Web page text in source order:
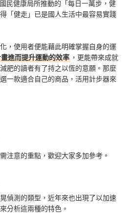
民健康局所推動的「每日一萬步，健
「健走」已是國人生活中最容易實踐
，使用者便能藉此明確掌握自身的運
進而提升運動的效率 ，更能帶來成就
肥的讀者有了持之以恆的意願。那麼
一款適合自己的商品，活用計步器來
注意的重點，歡迎大家多加參考。
偵測的類型，近年來也出現了以加速
分析這兩種的特色。